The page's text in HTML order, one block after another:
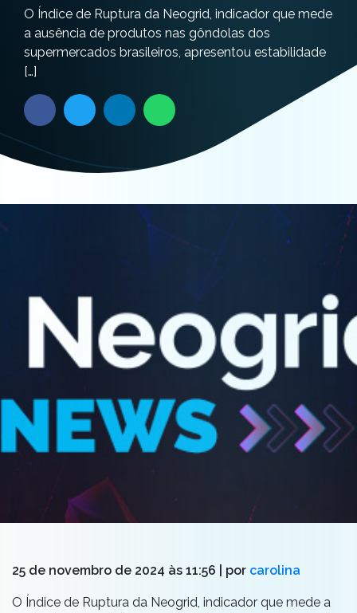
O Índice de Ruptura da Neogrid, indicador que mede
a ausência de produtos nas gôndolas dos
supermercados brasileiros, apresentou estabilidade
[…]
25 de novembro de 2024 às 11:56 | por carolina
O Índice de Ruptura da Neogrid, indicador que mede a